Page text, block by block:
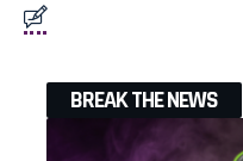
BREAK THE NEWS